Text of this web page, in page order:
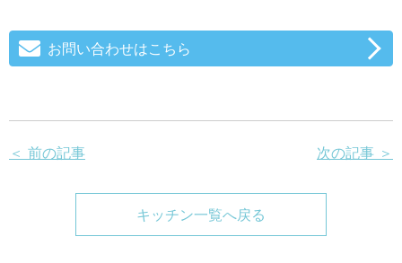
お問い合わせはこちら
＜ 前の記事 次の記事 ＞
キッチン一覧へ戻る